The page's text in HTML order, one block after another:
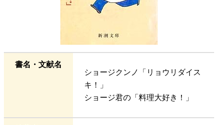
書名・文献名
ショージクンノ「リョウリダイス
キ！」
ショージ君の「料理大好き！」